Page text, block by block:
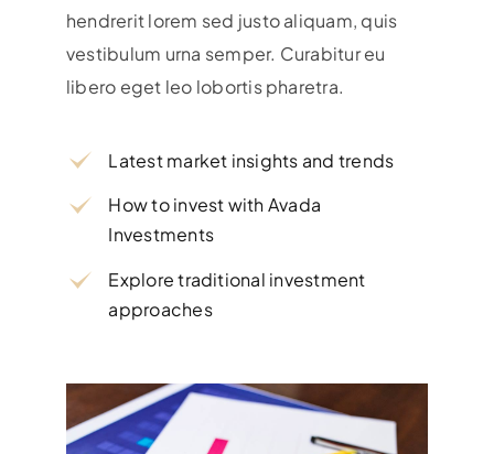
hendrerit lorem sed justo aliquam, quis
vestibulum urna semper. Curabitur eu
libero eget leo lobortis pharetra.
Latest market insights and trends
How to invest with Avada
Investments
Explore traditional investment
approaches